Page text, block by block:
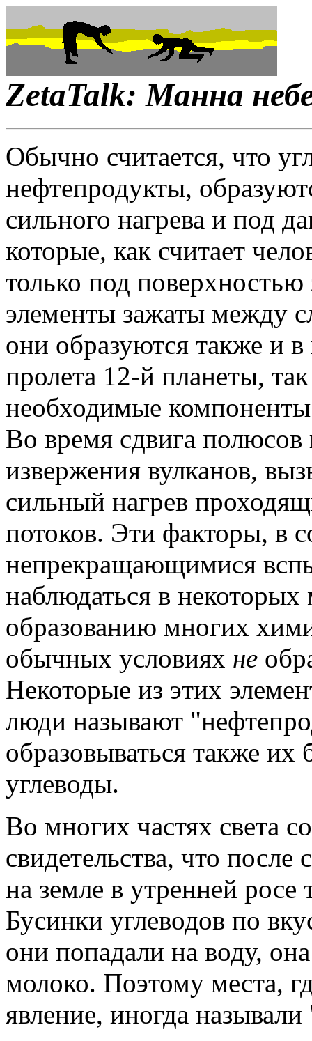
ZetaTalk: Манна
Обычно считается, что
нефтепродукты,
сильного нагрева и под
которые, как считает
только под
элементы зажаты между
они образуются также и
пролета 12-й планеты,
необходимые
Во время сдвига
извержения вулканов,
сильный нагрев
потоков. Эти факторы, в
непрекращающимися
наблюдаться в некоторых
образованию многих
обычных условиях не
Некоторые из этих
люди называют
образовываться также
углеводы.
Во многих частях света
свидетельства, что
на земле в утренней росе
Бусинки углеводов по
они попадали на воду,
молоко. Поэтому места,
явление, иногда